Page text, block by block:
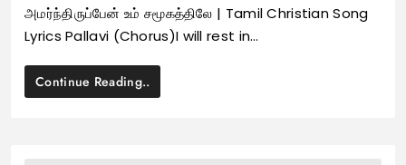
அமர்ந்திருப்பேன் உம் சமூகத்திலே | Tamil Christian Song
Lyrics Pallavi (Chorus)I will rest in…
Continue Reading..